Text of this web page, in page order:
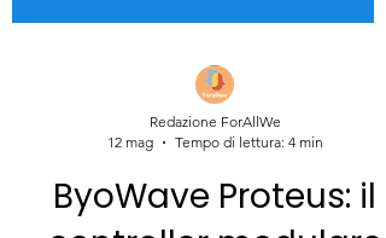
Redazione ForAllWe
12 mag
Tempo di lettura: 4 min